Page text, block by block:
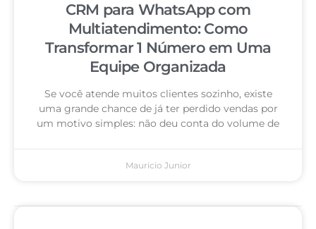
CRM para WhatsApp com
Multiatendimento: Como
Transformar 1 Número em Uma
Equipe Organizada
Se você atende muitos clientes sozinho, existe
uma grande chance de já ter perdido vendas por
um motivo simples: não deu conta do volume de
Mauricio Junior